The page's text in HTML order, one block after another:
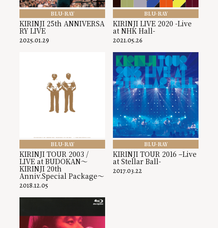
BLU-RAY
KIRINJI 25th ANNIVERSA
RY LIVE
2025.01.29
BLU-RAY
KIRINJI LIVE 2020 -Live
at NHK Hall-
2021.05.26
BLU-RAY
KIRINJI TOUR 2003 /
LIVE at BUDOKAN～
KIRINJI 20th
Anniv.Special Package～
2018.12.05
BLU-RAY
KIRINJI TOUR 2016 –Live
at Stellar Ball-
2017.03.22